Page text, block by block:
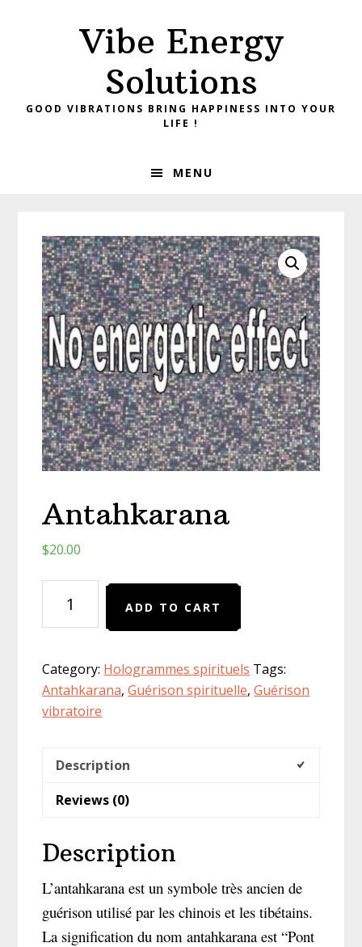
Vibe Energy
Solutions
GOOD VIBRATIONS BRING HAPPINESS INTO YOUR
LIFE !
MENU
Antahkarana
$20.00
Antahkarana
quantity
ADD TO CART
Category: Hologrammes spirituels Tags:
Antahkarana,Guérison spirituelle,Guérison
vibratoire
Description
Reviews (0)
Description
L’antahkarana est un symbole très ancien de
guérison utilisé par les chinois et les tibétains.
La signification du nom antahkarana est “Pont